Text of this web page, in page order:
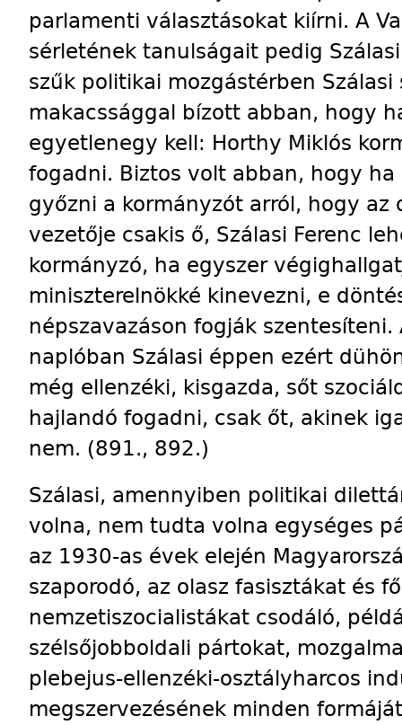
parlamenti választásokat kiírni. A
sérletének tanulságait pedig
szűk politikai mozgástérben
makacssággal bízott abban, hogy
egyetlenegy kell: Horthy Miklós
fogadni. Biztos volt abban, hogy
győzni a kormányzót arról, hogy
vezetője csakis ő, Szálasi Ferenc
kormányzó, ha egyszer
miniszterelnökké kinevezni, e
népszavazáson fogják
naplóban Szálasi éppen ezért
még ellenzéki, kisgazda, sőt
hajlandó fogadni, csak őt, akinek
nem. (891., 892.)
Szálasi, amennyiben politikai
volna, nem tudta volna egységes
az 1930-as évek elején
szaporodó, az olasz fasisztákat és
nemzetiszocialistákat csodáló,
szélsőjobboldali pártokat,
plebejus-ellenzéki-osztályharcos
megszervezésének minden